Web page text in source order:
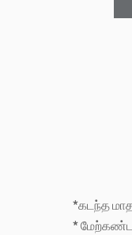
*கடந்த
* மேற்கண்ட